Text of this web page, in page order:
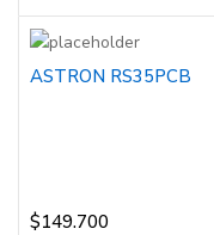
ASTRON RS35PCB
$149.700